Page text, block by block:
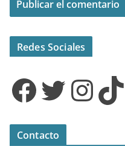
Redes Sociales
Facebook Twitter InstagramTikTok
Contacto